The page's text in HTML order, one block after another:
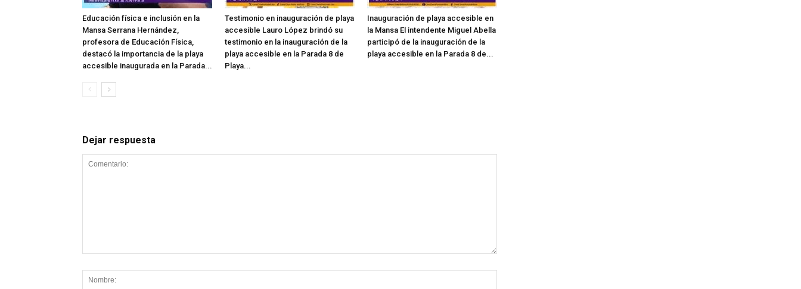
Educación física e inclusión en la
Mansa Serrana Hernández,
profesora de Educación Física,
destacó la importancia de la playa
accesible inaugurada en la Parada...
Testimonio en inauguración de playa
accesible Lauro López brindó su
testimonio en la inauguración de la
playa accesible en la Parada 8 de
Playa...
Inauguración de playa accesible en
la Mansa El intendente Miguel Abella
participó de la inauguración de la
playa accesible en la Parada 8 de...
Dejar respuesta